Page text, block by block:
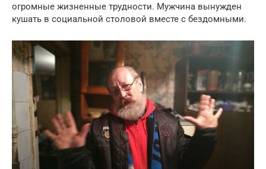
огромные жизненные трудности. Мужчина вынужден
кушать в социальной столовой вместе с бездомными.